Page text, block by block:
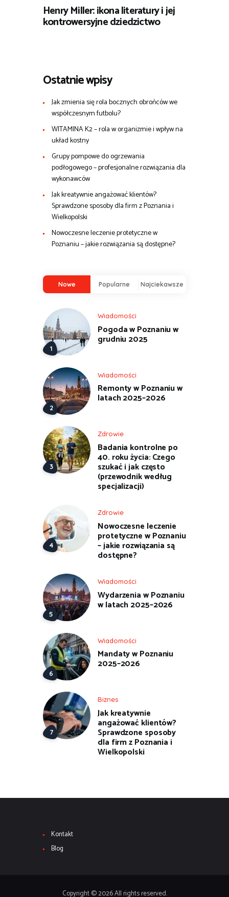
Henry Miller: ikona literatury i jej
kontrowersyjne dziedzictwo
Ostatnie wpisy
Jak zmienia się rola bocznych obrońców we
współczesnym futbolu?
WITAMINA K2 – rola w organizmie i wpływ na
układ kostny
Grupy pompowe do ogrzewania
podłogowego – profesjonalne rozwiązania dla
wykonawców
Jak kreatywnie angażować klientów?
Sprawdzone sposoby dla firm z Poznania i
Wielkopolski
Nowoczesne leczenie protetyczne w
Poznaniu – jakie rozwiązania są dostępne?
Nowe Popularne Najciekawsze
Wiadomości
Pogoda w Poznaniu w
grudniu 2025
Wiadomości
Remonty w Poznaniu w
latach 2025–2026
Zdrowie
Badania kontrolne po
40. roku życia: Czego
szukać i jak często
(przewodnik według
specjalizacji)
Zdrowie
Nowoczesne leczenie
protetyczne w Poznaniu
– jakie rozwiązania są
dostępne?
Wiadomości
Wydarzenia w Poznaniu
w latach 2025–2026
Wiadomości
Mandaty w Poznaniu
2025–2026
Biznes
Jak kreatywnie
angażować klientów?
Sprawdzone sposoby
dla firm z Poznania i
Wielkopolski
Kontakt
Blog
Copyright © 2026 All rights reserved.